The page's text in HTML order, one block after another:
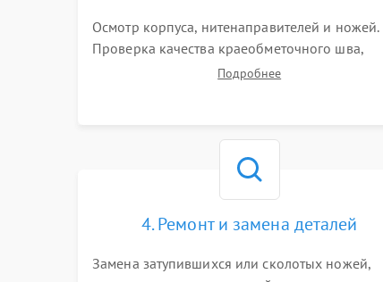
Осмотр корпуса, нитенаправителей и ножей.
Проверка качества краеобметочного шва,
натяжения нитей и работы педали. Выявление
Подробнее
4. Ремонт и замена деталей
Замена затупившихся или сколотых ножей,